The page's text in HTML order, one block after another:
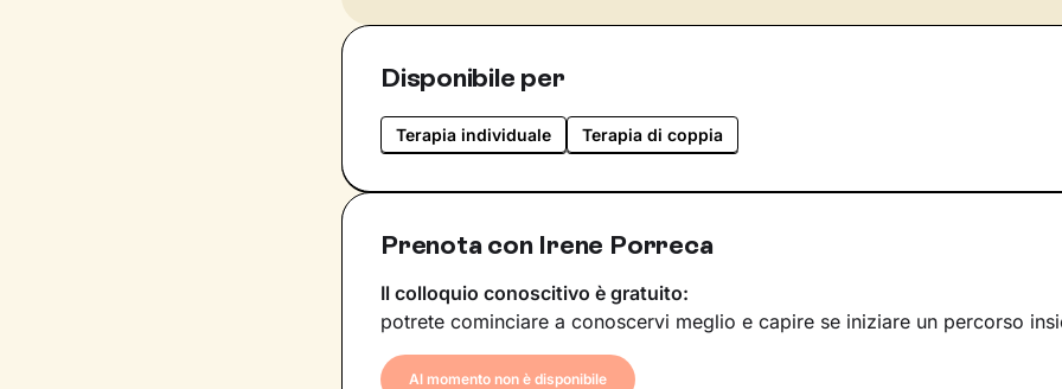
Disponibile per
Terapia individuale Terapia di coppia
Prenota con Irene Porreca
Il colloquio conoscitivo è gratuito:
potrete cominciare a conoscervi meglio e capire se iniziare un percorso
Al momento non è disponibile